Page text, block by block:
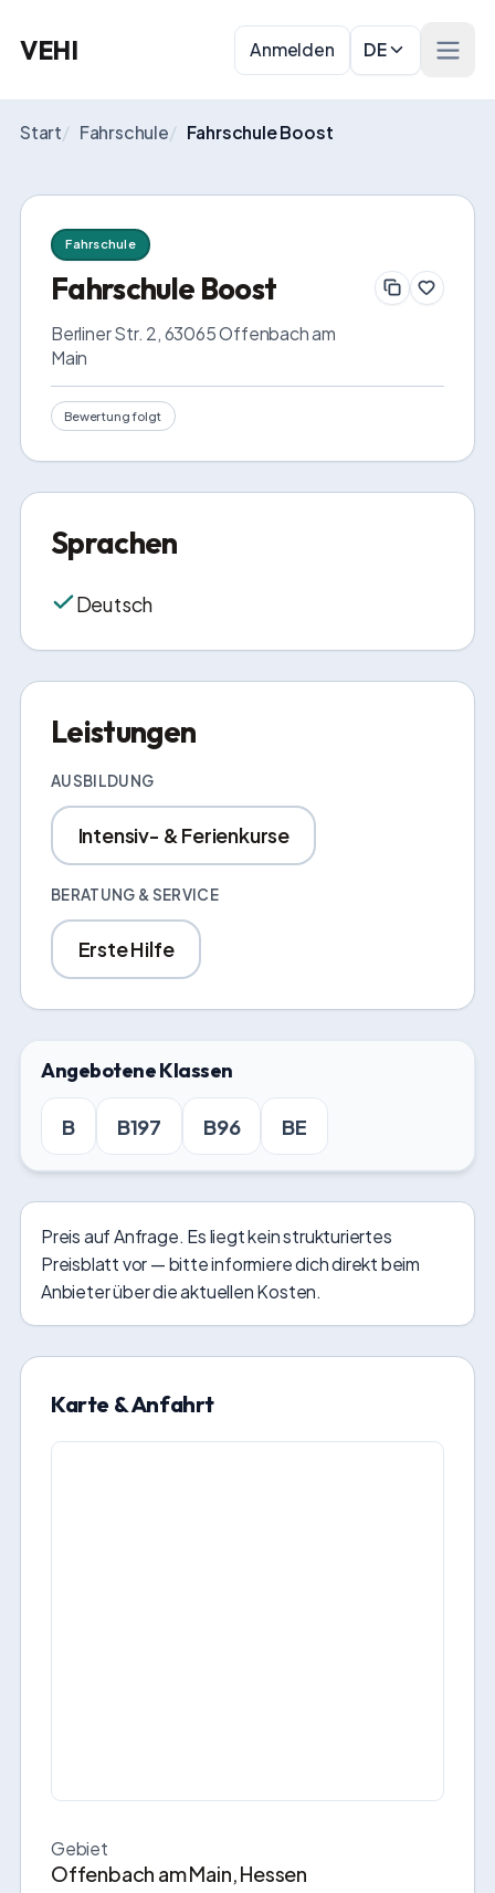
VEHI Anmelden DE
Start/ Fahrschule/ Fahrschule Boost
Fahrschule
Fahrschule Boost
Berliner Str. 2, 63065 Offenbach am
Main
Bewertung folgt
Sprachen
Deutsch
Leistungen
AUSBILDUNG
Intensiv- & Ferienkurse
BERATUNG & SERVICE
Erste Hilfe
Angebotene Klassen
B B197 B96 BE
Preis auf Anfrage. Es liegt kein strukturiertes
Preisblatt vor — bitte informiere dich direkt beim
Anbieter über die aktuellen Kosten.
Karte & Anfahrt
Gebiet
Offenbach am Main, Hessen